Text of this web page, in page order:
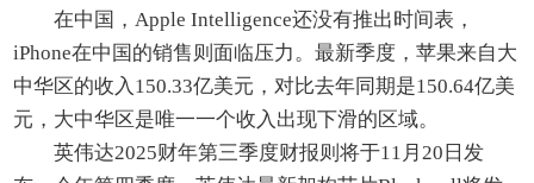
在中国，Apple Intelligence还没有推出时间表，
iPhone在中国的销售则面临压力。最新季度，苹果来自大
中华区的收入150.33亿美元，对比去年同期是150.64亿美
元，大中华区是唯一一个收入出现下滑的区域。
英伟达2025财年第三季度财报则将于11月20日发